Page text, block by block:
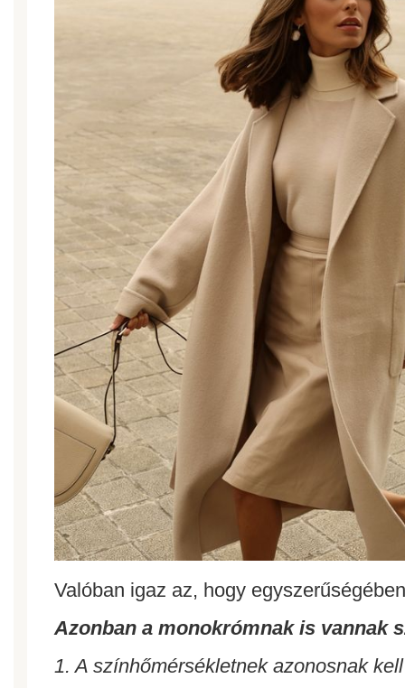
Valóban igaz az, hogy
Azonban a monokrómnak is vannak
1. A színhőmérsékletnek azonosnak